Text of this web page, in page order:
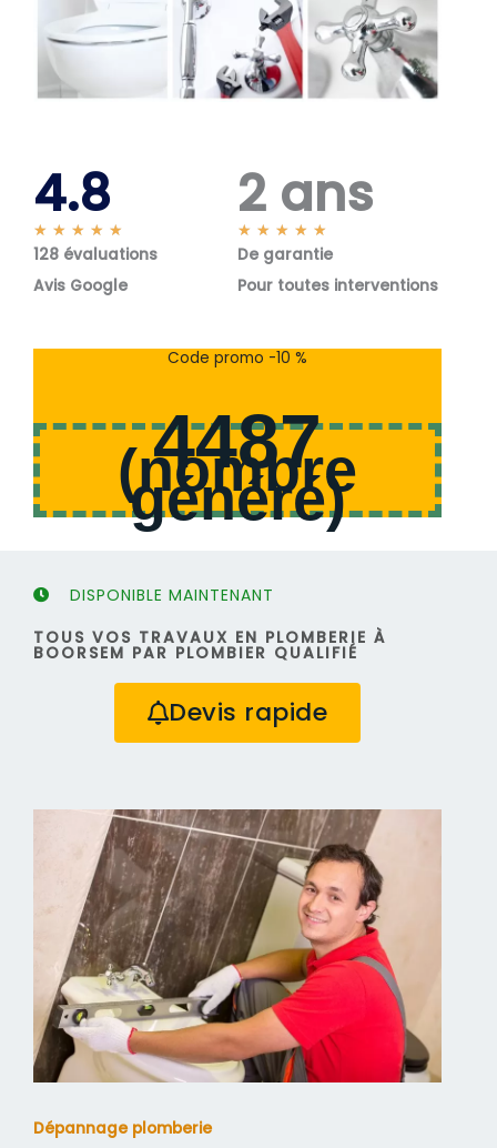
4.8
★ ★ ★ ★ ★
o
s
128 évaluations
Avis Google
2 ans
★ ★ ★ ★ ★
o
s
De garantie
Pour toutes interventions
Code promo -10 %
4487
(nombre
généré)
DISPONIBLE MAINTENANT
TOUS VOS TRAVAUX EN PLOMBERIE À
BOORSEM PAR PLOMBIER QUALIFIÉ
Devis rapide
Dépannage plomberie